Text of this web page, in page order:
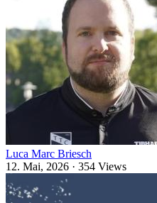
Luca Marc Briesch
12. Mai, 2026 · 354 Views